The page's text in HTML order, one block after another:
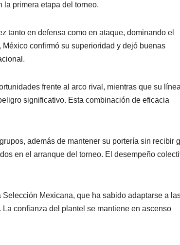
la primera etapa del torneo.
tanto en defensa como en ataque, dominando el
confirmó su superioridad y dejó buenas
frente al arco rival, mientras que su
significativo. Esta combinación de eficacia
además de mantener su portería sin recibir
en el arranque del torneo. El desempeño
Mexicana, que ha sabido adaptarse a
confianza del plantel se mantiene en ascenso